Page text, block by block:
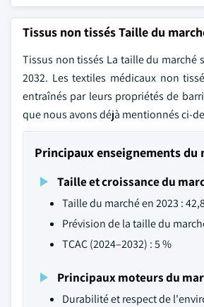
Tissus non tissés Taille du
Tissus non tissés La taille du marché
2032. Les textiles médicaux non
entraînés par leurs propriétés de
que nous avons déjà mentionnés ci-
Principaux enseignements du
Taille et croissance du
Taille du marché en 2023 :
Prévision de la taille du
TCAC (2024–2032) : 5 %
Principaux moteurs du
Durabilité et respect de